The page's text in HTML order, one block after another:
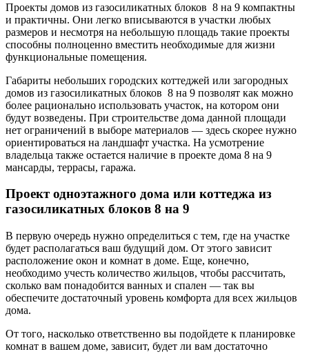
Проекты домов из газосиликатных блоков 8 на 9 компактны
и практичны. Они легко вписываются в участки любых
размеров и несмотря на небольшую площадь такие проекты
способны полноценно вместить необходимые для жизни
функциональные помещения.
Габариты небольших городских коттеджей или загородных
домов из газосиликатных блоков 8 на 9 позволят как можно
более рационально использовать участок, на котором они
будут возведены. При строительстве дома данной площади
нет ограничений в выборе материалов — здесь скорее нужно
ориентироваться на ландшафт участка. На усмотрение
владельца также остается наличие в проекте дома 8 на 9
мансарды, террасы, гаража.
Проект одноэтажного дома или коттеджа из
газосиликатных блоков 8 на 9
В первую очередь нужно определиться с тем, где на участке
будет располагаться ваш будущий дом. От этого зависит
расположение окон и комнат в доме. Еще, конечно,
необходимо учесть количество жильцов, чтобы рассчитать,
сколько вам понадобится ванных и спален — так вы
обеспечите достаточный уровень комфорта для всех жильцов
дома.
От того, насколько ответственно вы подойдете к планировке
комнат в вашем доме, зависит, будет ли вам достаточно